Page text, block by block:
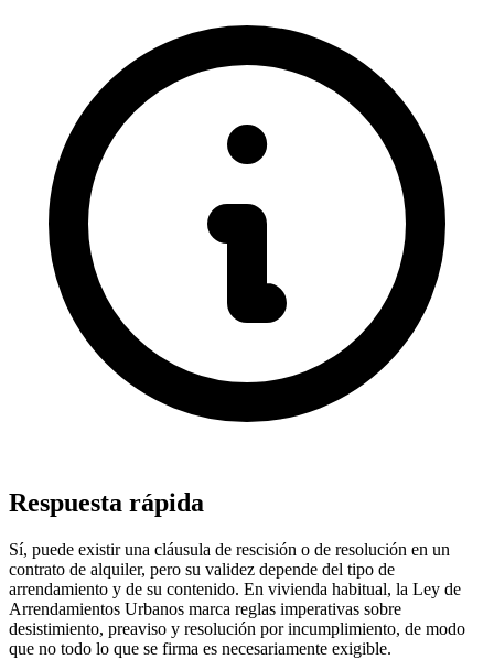
Respuesta rápida
Sí, puede existir una cláusula de rescisión o de resolución en un
contrato de alquiler, pero su validez depende del tipo de
arrendamiento y de su contenido. En vivienda habitual, la Ley de
Arrendamientos Urbanos marca reglas imperativas sobre
desistimiento, preaviso y resolución por incumplimiento, de modo
que no todo lo que se firma es necesariamente exigible.